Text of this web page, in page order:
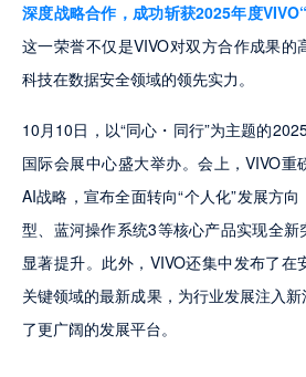
深度战略合作，成功斩获2025年度
这一荣誉不仅是VIVO对双方合作成果的
科技在数据安全领域的领先实力。
10月10日，以“同心・同行”为主题的
国际会展中心盛大举办。会上，VIVO
AI战略，宣布全面转向“个人化”发展方
型、蓝河操作系统3等核心产品实现全
显著提升。此外，VIVO还集中发布了
关键领域的最新成果，为行业发展注入
了更广阔的发展平台。